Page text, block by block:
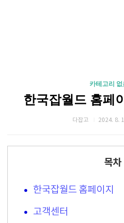
카테고리 없
한국잡월드 홈페
다잡고 2024. 8.
목차
한국잡월드 홈페이지
고객센터